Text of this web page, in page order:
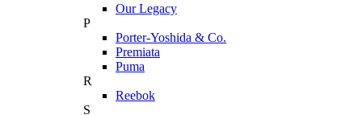
Our Legacy
P
Porter-Yoshida & Co.
Premiata
Puma
R
Reebok
S